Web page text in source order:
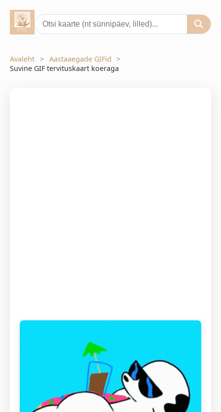
Avaleht
Aastaaegade GIFid
Suvine GIF tervituskaart koeraga